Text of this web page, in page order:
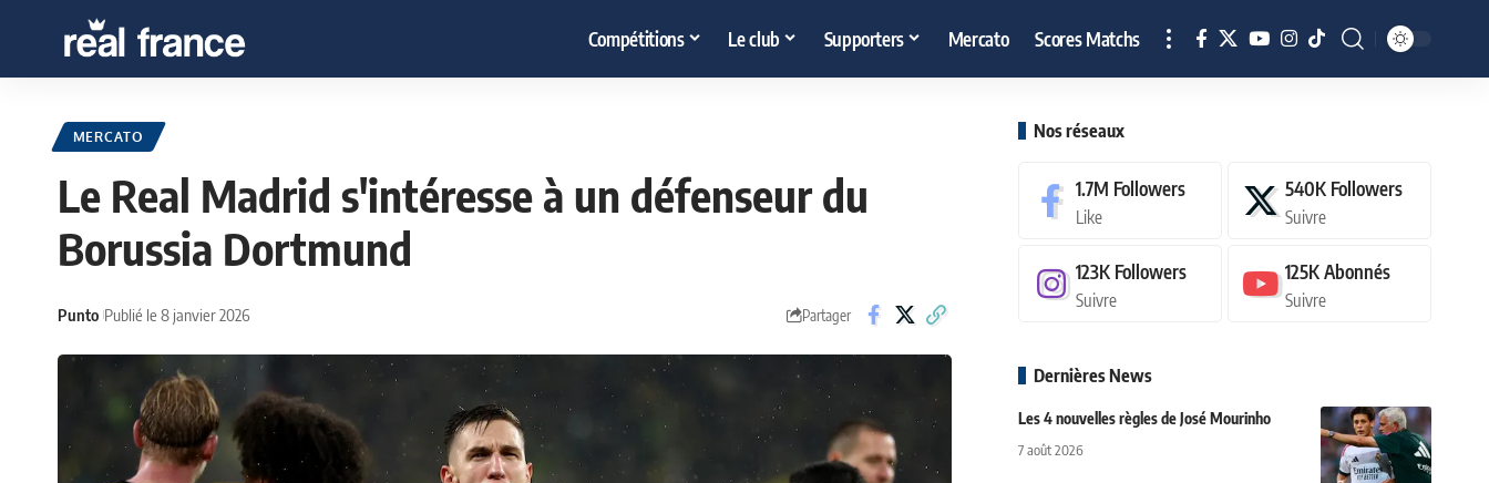
Compétitions Le club Supporters Mercato Scores Matchs
MERCATO
Le Real Madrid s'intéresse à un défenseur du
Borussia Dortmund
Punto Publié le 8 janvier 2026 Partager
Nos réseaux
1.7M Followers
Like
540K Followers
Suivre
123K Followers
Suivre
125KAbonnés
Suivre
Dernières News
Les 4 nouvelles règles de José Mourinho
7 août 2026